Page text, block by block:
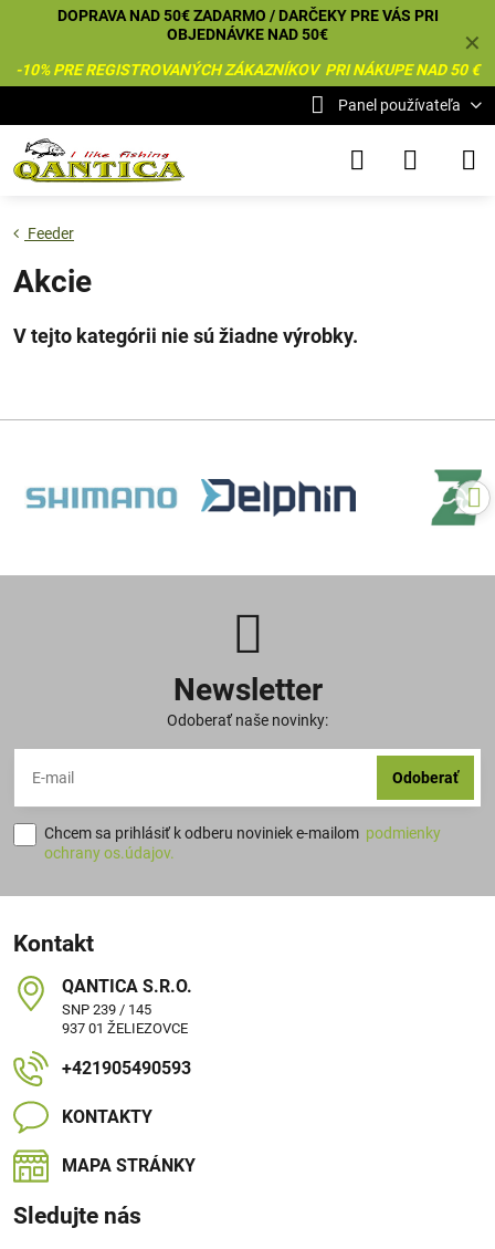
✕
DOPRAVA NAD 50€ ZADARMO / DARČEKY PRE VÁS PRI
OBJEDNÁVKE NAD 50€
-10% PRE REGISTROVANÝCH ZÁKAZNÍKOV PRI NÁKUPE NAD 50 €
Panel používateľa
Feeder
Akcie
Newsletter
Odoberať naše novinky:
Odoberať
Chcem sa prihlásiť k odberu noviniek e-mailom podmienky
ochrany os.údajov.
Kontakt
QANTICA S​.R​.O​.
SNP 239 / 145
937 01 ŽELIEZOVCE
+421905490593
KONTAKTY
MAPA STRÁNKY
Sledujte nás